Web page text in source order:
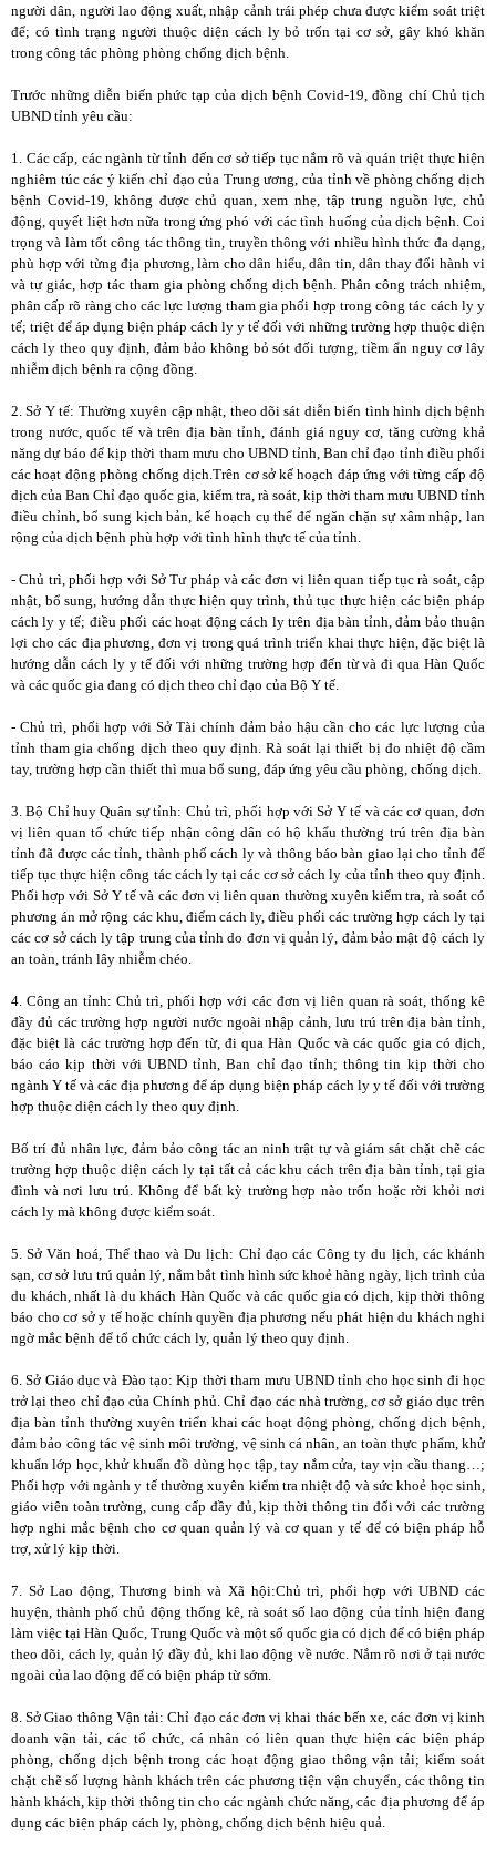
người dân, người lao động xuất, nhập cảnh trái phép chưa được kiểm soát triệt
để; có tình trạng người thuộc diện cách ly bỏ trốn tại cơ sở, gây khó khăn
trong công tác phòng phòng chống dịch bệnh.
Trước những diễn biến phức tạp của dịch bệnh Covid-19, đồng chí Chủ tịch
UBND tỉnh yêu cầu:
1. Các cấp, các ngành từ tỉnh đến cơ sở tiếp tục nắm rõ và quán triệt thực hiện
nghiêm túc các ý kiến chỉ đạo của Trung ương, của tỉnh về phòng chống dịch
bệnh Covid-19, không được chủ quan, xem nhẹ, tập trung nguồn lực, chủ
động, quyết liệt hơn nữa trong ứng phó với các tình huống của dịch bệnh. Coi
trọng và làm tốt công tác thông tin, truyền thông với nhiều hình thức đa dạng,
phù hợp với từng địa phương, làm cho dân hiểu, dân tin, dân thay đổi hành vi
và tự giác, hợp tác tham gia phòng chống dịch bệnh. Phân công trách nhiệm,
phân cấp rõ ràng cho các lực lượng tham gia phối hợp trong công tác cách ly y
tế; triệt để áp dụng biện pháp cách ly y tế đối với những trường hợp thuộc diện
cách ly theo quy định, đảm bảo không bỏ sót đối tượng, tiềm ẩn nguy cơ lây
nhiễm dịch bệnh ra cộng đồng.
2. Sở Y tế: Thường xuyên cập nhật, theo dõi sát diễn biến tình hình dịch bệnh
trong nước, quốc tế và trên địa bàn tỉnh, đánh giá nguy cơ, tăng cường khả
năng dự báo để kịp thời tham mưu cho UBND tỉnh, Ban chỉ đạo tỉnh điều phối
các hoạt động phòng chống dịch.Trên cơ sở kế hoạch đáp ứng với từng cấp độ
dịch của Ban Chỉ đạo quốc gia, kiểm tra, rà soát, kịp thời tham mưu UBND tỉnh
điều chỉnh, bổ sung kịch bản, kế hoạch cụ thể để ngăn chặn sự xâm nhập, lan
rộng của dịch bệnh phù hợp với tình hình thực tế của tỉnh.
- Chủ trì, phối hợp với Sở Tư pháp và các đơn vị liên quan tiếp tục rà soát, cập
nhật, bổ sung, hướng dẫn thực hiện quy trình, thủ tục thực hiện các biện pháp
cách ly y tế; điều phối các hoạt động cách ly trên địa bàn tỉnh, đảm bảo thuận
lợi cho các địa phương, đơn vị trong quá trình triển khai thực hiện, đặc biệt là
hướng dẫn cách ly y tế đối với những trường hợp đến từ và đi qua Hàn Quốc
và các quốc gia đang có dịch theo chỉ đạo của Bộ Y tế.
- Chủ trì, phối hợp với Sở Tài chính đảm bảo hậu cần cho các lực lượng của
tỉnh tham gia chống dịch theo quy định. Rà soát lại thiết bị đo nhiệt độ cầm
tay, trường hợp cần thiết thì mua bổ sung, đáp ứng yêu cầu phòng, chống dịch.
3. Bộ Chỉ huy Quân sự tỉnh: Chủ trì, phối hợp với Sở Y tế và các cơ quan, đơn
vị liên quan tổ chức tiếp nhận công dân có hộ khẩu thường trú trên địa bàn
tỉnh đã được các tỉnh, thành phố cách ly và thông báo bàn giao lại cho tỉnh để
tiếp tục thực hiện công tác cách ly tại các cơ sở cách ly của tỉnh theo quy định.
Phối hợp với Sở Y tế và các đơn vị liên quan thường xuyên kiểm tra, rà soát có
phương án mở rộng các khu, điểm cách ly, điều phối các trường hợp cách ly tại
các cơ sở cách ly tập trung của tỉnh do đơn vị quản lý, đảm bảo mật độ cách ly
an toàn, tránh lây nhiễm chéo.
4. Công an tỉnh: Chủ trì, phối hợp với các đơn vị liên quan rà soát, thống kê
đầy đủ các trường hợp người nước ngoài nhập cảnh, lưu trú trên địa bàn tỉnh,
đặc biệt là các trường hợp đến từ, đi qua Hàn Quốc và các quốc gia có dịch,
báo cáo kịp thời với UBND tỉnh, Ban chỉ đạo tỉnh; thông tin kịp thời cho
ngành Y tế và các địa phương để áp dụng biện pháp cách ly y tế đối với trường
hợp thuộc diện cách ly theo quy định.
Bố trí đủ nhân lực, đảm bảo công tác an ninh trật tự và giám sát chặt chẽ các
trường hợp thuộc diện cách ly tại tất cả các khu cách trên địa bàn tỉnh, tại gia
đình và nơi lưu trú. Không để bất kỳ trường hợp nào trốn hoặc rời khỏi nơi
cách ly mà không được kiểm soát.
5. Sở Văn hoá, Thể thao và Du lịch: Chỉ đạo các Công ty du lịch, các khánh
sạn, cơ sở lưu trú quản lý, nắm bắt tình hình sức khoẻ hàng ngày, lịch trình của
du khách, nhất là du khách Hàn Quốc và các quốc gia có dịch, kịp thời thông
báo cho cơ sở y tế hoặc chính quyền địa phương nếu phát hiện du khách nghi
ngờ mắc bệnh để tổ chức cách ly, quản lý theo quy định.
6. Sở Giáo dục và Đào tạo: Kịp thời tham mưu UBND tỉnh cho học sinh đi học
trở lại theo chỉ đạo của Chính phủ. Chỉ đạo các nhà trường, cơ sở giáo dục trên
địa bàn tỉnh thường xuyên triển khai các hoạt động phòng, chống dịch bệnh,
đảm bảo công tác vệ sinh môi trường, vệ sinh cá nhân, an toàn thực phẩm, khử
khuẩn lớp học, khử khuẩn đồ dùng học tập, tay nắm cửa, tay vịn cầu thang…;
Phối hợp với ngành y tế thường xuyên kiểm tra nhiệt độ và sức khoẻ học sinh,
giáo viên toàn trường, cung cấp đầy đủ, kịp thời thông tin đối với các trường
hợp nghi mắc bệnh cho cơ quan quản lý và cơ quan y tế để có biện pháp hỗ
trợ, xử lý kịp thời.
7. Sở Lao động, Thương binh và Xã hội:Chủ trì, phối hợp với UBND các
huyện, thành phố chủ động thống kê, rà soát số lao động của tỉnh hiện đang
làm việc tại Hàn Quốc, Trung Quốc và một số quốc gia có dịch để có biện pháp
theo dõi, cách ly, quản lý đầy đủ, khi lao động về nước. Nắm rõ nơi ở tại nước
ngoài của lao động để có biện pháp từ sớm.
8. Sở Giao thông Vận tải: Chỉ đạo các đơn vị khai thác bến xe, các đơn vị kinh
doanh vận tải, các tổ chức, cá nhân có liên quan thực hiện các biện pháp
phòng, chống dịch bệnh trong các hoạt động giao thông vận tải; kiểm soát
chặt chẽ số lượng hành khách trên các phương tiện vận chuyển, các thông tin
hành khách, kịp thời thông tin cho các ngành chức năng, các địa phương để áp
dụng các biện pháp cách ly, phòng, chống dịch bệnh hiệu quả.